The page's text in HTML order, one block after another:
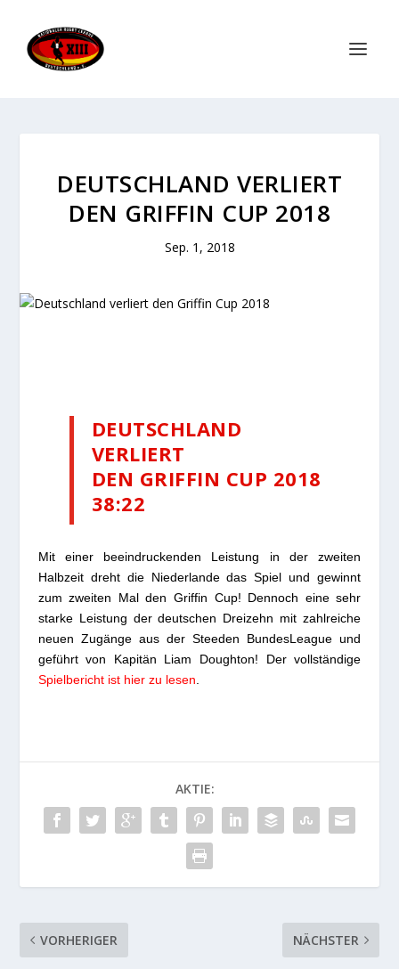
DEUTSCHLAND VERLIERT
DEN GRIFFIN CUP 2018
Sep. 1, 2018
DEUTSCHLAND
VERLIERT
DEN GRIFFIN CUP 2018
38:22
Mit einer beeindruckenden Leistung in der zweiten
Halbzeit dreht die Niederlande das Spiel und gewinnt
zum zweiten Mal den Griffin Cup! Dennoch eine sehr
starke Leistung der deutschen Dreizehn mit zahlreiche
neuen Zugänge aus der Steeden BundesLeagueund
geführt von Kapitän Liam Doughton! Der vollständige
Spielbericht ist hier zu lesen
AKTIE:
VORHERIGER NÄCHSTER